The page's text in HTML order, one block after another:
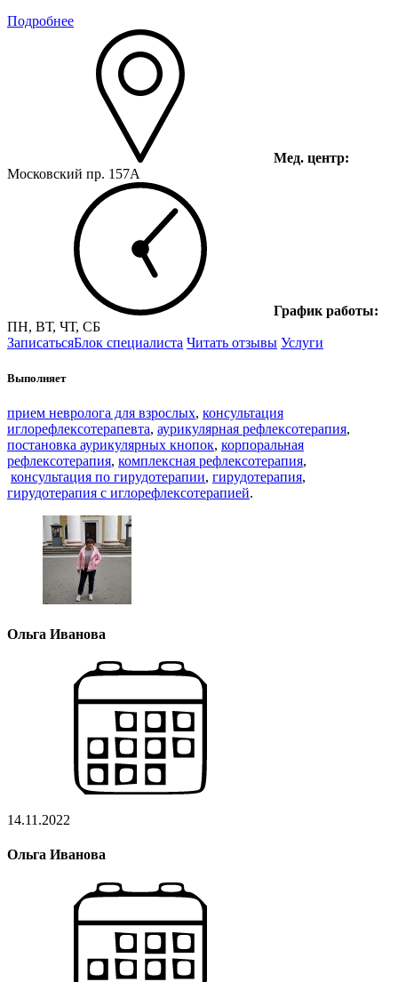
Подробнее
Мед. центр:
Московский пр. 157А
График работы:
ПН, ВТ, ЧТ, СБ
ЗаписатьсяБлок специалиста Читать отзывы Услуги
Выполняет
прием невролога для взрослых, консультация
иглорефлексотерапевта, аурикулярная рефлексотерапия,
постановка аурикулярных кнопок, корпоральная
рефлексотерапия, комплексная рефлексотерапия,
консультация по гирудотерапии, гирудотерапия,
гирудотерапия с иглорефлексотерапией.
Ольга Иванова
14.11.2022
Ольга Иванова